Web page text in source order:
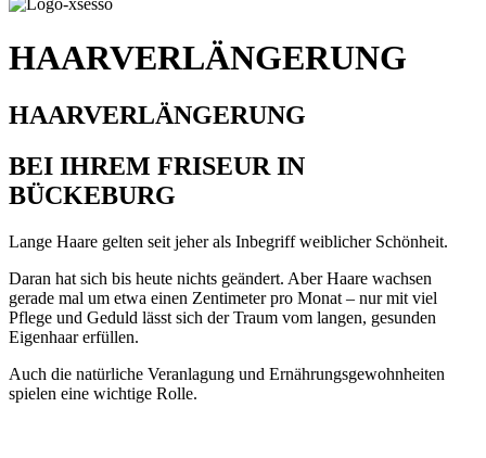
HAARVERLÄNGERUNG
HAARVERLÄNGERUNG
BEI IHREM FRISEUR IN
BÜCKEBURG
Lange Haare gelten seit jeher als Inbegriff weiblicher Schönheit.
Daran hat sich bis heute nichts geändert. Aber Haare wachsen
gerade mal um etwa einen Zentimeter pro Monat – nur mit viel
Pflege und Geduld lässt sich der Traum vom langen, gesunden
Eigenhaar erfüllen.
Auch die natürliche Veranlagung und Ernährungsgewohnheiten
spielen eine wichtige Rolle.